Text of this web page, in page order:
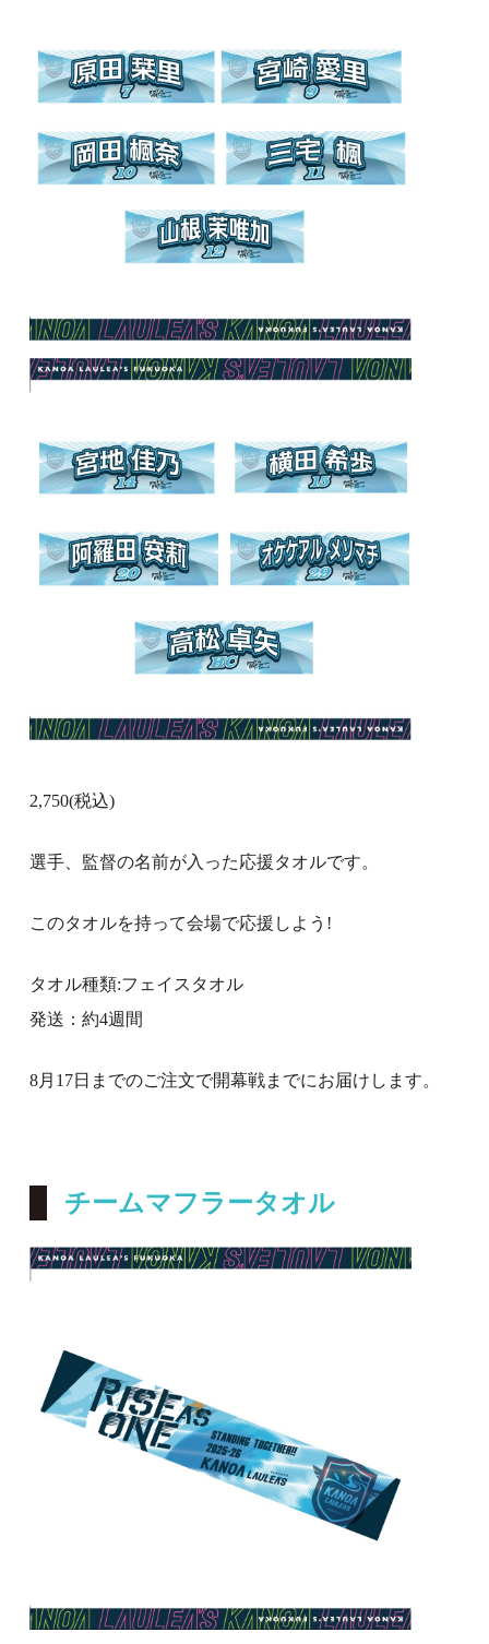
2,750(税込)
選手、監督の名前が入った応援タオルです。
このタオルを持って会場で応援しよう!
タオル種類:フェイスタオル
発送：約4週間
8月 17日までのご注文で開幕戦までにお届けします。
チームマフラータオル